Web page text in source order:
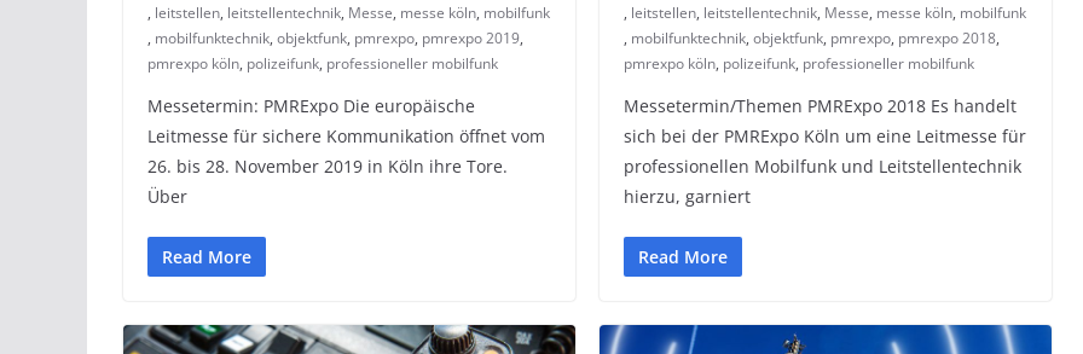
, leitstellen, leitstellentechnik, Messe, messe köln, mobilfunk
, mobilfunktechnik, objektfunk, pmrexpo, pmrexpo 2019,
pmrexpo köln, polizeifunk, professioneller mobilfunk
Messetermin: PMRExpo Die europäische
Leitmesse für sichere Kommunikation öffnet vom
26. bis 28. November 2019 in Köln ihre Tore.
Über
Read More
, leitstellen, leitstellentechnik, Messe, messe köln, mobilfunk
, mobilfunktechnik, objektfunk, pmrexpo, pmrexpo 2018,
pmrexpo köln, polizeifunk, professioneller mobilfunk
Messetermin/Themen PMRExpo 2018 Es handelt
sich bei der PMRExpo Köln um eine Leitmesse für
professionellen Mobilfunk und Leitstellentechnik
hierzu, garniert
Read More